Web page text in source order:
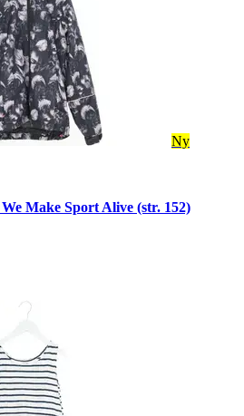
Ny
Make Sport Alive (str. 152)